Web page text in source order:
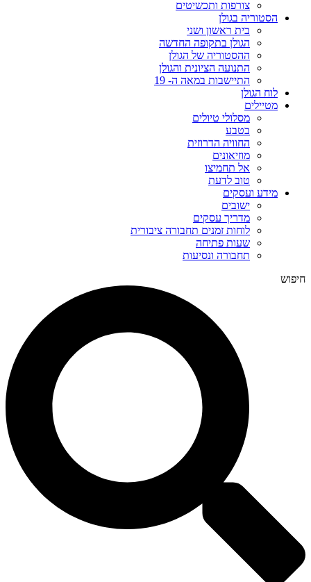
צורפות ותכשיטים
הסטוריה בגולן
בית ראשון ושני
הגולן בתקופה החדשה
ההסטוריה של הגולן
התנועה הציונית והגולן
התיישבות במאה ה- 19
לוח הגולן
מטיילים
מסלולי טיולים
בטבע
החוויה הדרוזית
מוזיאונים
אל תחמיצו
טוב לדעת
מידע ועסקים
ישובים
מדריך עסקים
לוחות זמנים תחבורה ציבורית
שעות פתיחה
תחבורה ונסיעות
חיפוש